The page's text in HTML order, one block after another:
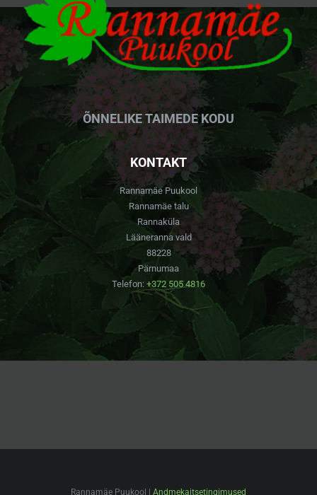
ÕNNELIKE TAIMEDE KODU
KONTAKT
Rannamäe Puukool
Rannamäe talu
Rannaküla
Lääneranna vald
88228
Pärnumaa
Telefon: +372 505 4816
Rannamäe Puukool | Andmekaitsetingimused